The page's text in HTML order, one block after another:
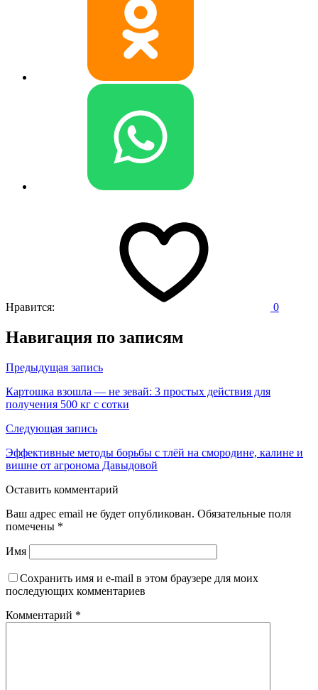
Нравится: 0
Навигация по записям
Предыдущая запись
Картошка взошла — не зевай: 3 простых действия для
получения 500 кг с сотки
Следующая запись
Эффективные методы борьбы с тлёй на смородине, калине и
вишне от агронома Давыдовой
Оставить комментарий
Ваш адрес email не будет опубликован. Обязательные поля
помечены *
Имя
Сохранить имя и e-mail в этом браузере для моих
последующих комментариев
Комментарий *